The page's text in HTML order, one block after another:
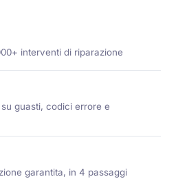
interventi di riparazione
guasti, codici errore e
garantita, in 4 passaggi